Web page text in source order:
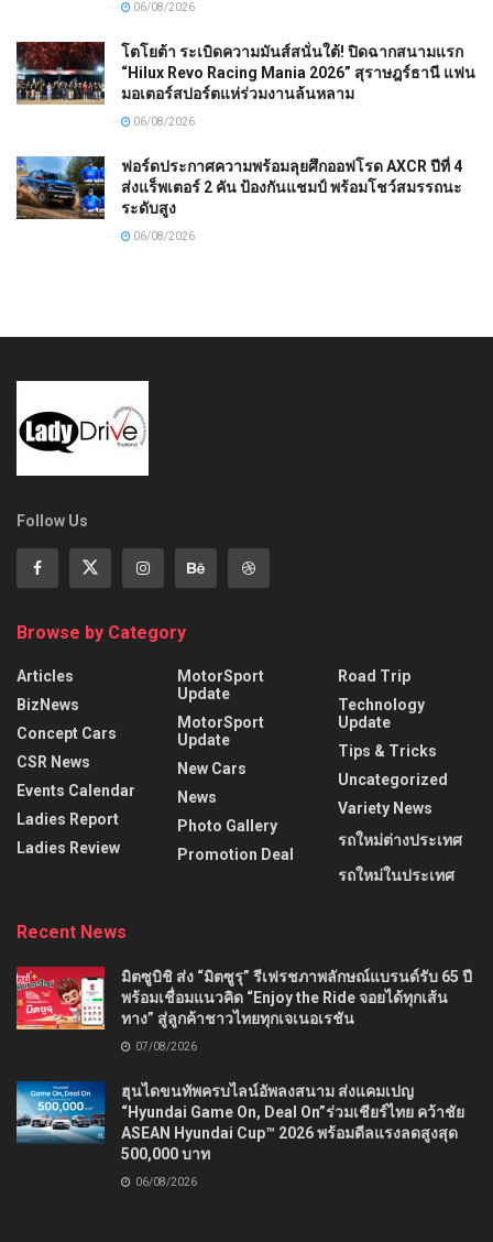
06/08/2026
โตโยต้า ระเบิดความมันส์สนั่นใต้! ปิดฉากสนามแรก
“Hilux Revo Racing Mania 2026” สุราษฎร์ธานี แฟน
มอเตอร์สปอร์ตแห่ร่วมงานล้นหลาม
06/08/2026
ฟอร์ดประกาศความพร้อมลุยศึกออฟโรด AXCR ปีที่ 4
ส่งแร็พเตอร์ 2 คัน ป้องกันแชมป์ พร้อมโชว์สมรรถนะ
ระดับสูง
06/08/2026
Follow Us
Browse by Category
Articles
BizNews
Concept Cars
CSR News
Events Calendar
Ladies Report
Ladies Review
MotorSport
Update
MotorSport
Update
New Cars
News
Photo Gallery
Promotion Deal
Road Trip
Technology
Update
Tips & Tricks
Uncategorized
Variety News
รถใหม่ต่างประเทศ
รถใหม่ในประเทศ
Recent News
มิตซูบิชิ ส่ง “มิตซูรุ” รีเฟรชภาพลักษณ์แบรนด์รับ 65 ปี
พร้อมเชื่อมแนวคิด “Enjoy the Ride จอยได้ทุกเส้น
ทาง” สู่ลูกค้าชาวไทยทุกเจเนอเรชัน
07/08/2026
ฮุนไดขนทัพครบไลน์อัพลงสนาม ส่งแคมเปญ
“Hyundai Game On, Deal On”ร่วมเชียร์ไทย คว้าชัย
ASEAN Hyundai Cup™ 2026 พร้อมดีลแรงลดสูงสุด
500,000 บาท
06/08/2026